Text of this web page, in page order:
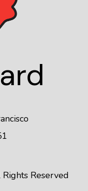
Reserved